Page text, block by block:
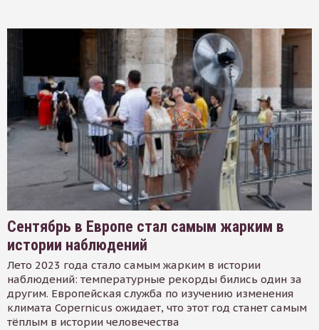
Сентябрь в Европе стал самым жарким в
истории наблюдений
Лето 2023 года стало самым жарким в истории
наблюдений: температурные рекорды бились один за
другим. Европейская служба по изучению изменения
климата Copernicus ожидает, что этот год станет самым
тёплым в истории человечества